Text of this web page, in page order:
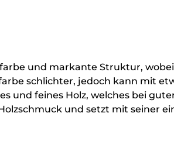
und markante Struktur,
schlichter, jedoch kann mit
und feines Holz, welches bei
und setzt mit seiner